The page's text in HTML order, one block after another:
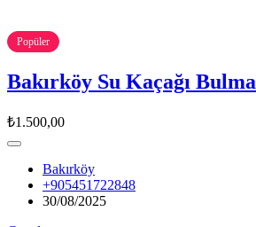
Popüler
Bakırköy Su Kaçağı Bulma
₺1.500,00
Bakırköy
+905451722848
30/08/2025